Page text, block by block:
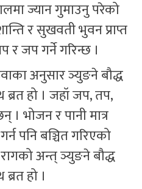
ज्यान गुमाउनु परेको
र सुखवती भुवन प्राप्त
र जप गर्ने गरिन्छ ।
अनुसार ञ्युङने बौद्ध
हो । जहॉ जप, तप,
। भोजन र पानी मात्र
पनि बञ्चित गरिएको
अन्त् ञ्युङने बौद्ध
हो ।